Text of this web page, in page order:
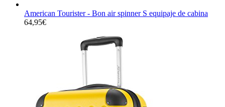
American Tourister - Bon air spinner S equipaje de cabina
64,95€